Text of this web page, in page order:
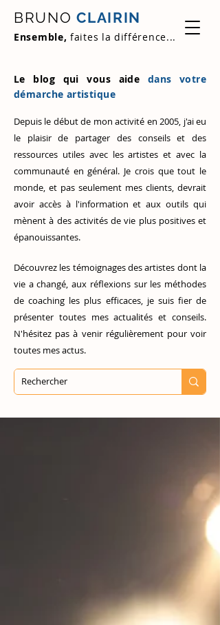
BRUNO CLAIRIN
Ensemble, faites la différence...
Le blog qui vous aide dans votre
démarche artistique
Depuis le début de mon activité en 2005, j'ai eu
le plaisir de partager des conseils et des
ressources utiles avec les artistes et avec la
communauté en général. Je crois que tout le
monde, et pas seulement mes clients, devrait
avoir accès à l'information et aux outils qui
mènent à des activités de vie plus positives et
épanouissantes.
Découvrez les témoignages des artistes dont la
vie a changé, aux réflexions sur les méthodes
de coaching les plus efficaces, je suis fier de
présenter toutes mes actualités et conseils.
N'hésitez pas à venir régulièrement pour voir
toutes mes actus.